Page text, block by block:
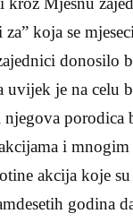
koja se
donosilo
je na celu
njegova
i
akcija koje